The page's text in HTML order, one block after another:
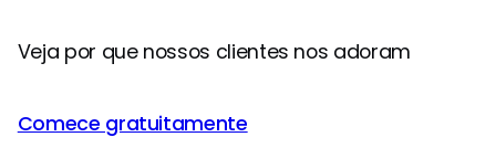
Veja por que nossos clientes nos adoram
Comece gratuitamente